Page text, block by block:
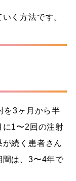
く方法です。
を3ヶ月から半
に1〜2回の注射
続く患者さん
間は、3〜4年で